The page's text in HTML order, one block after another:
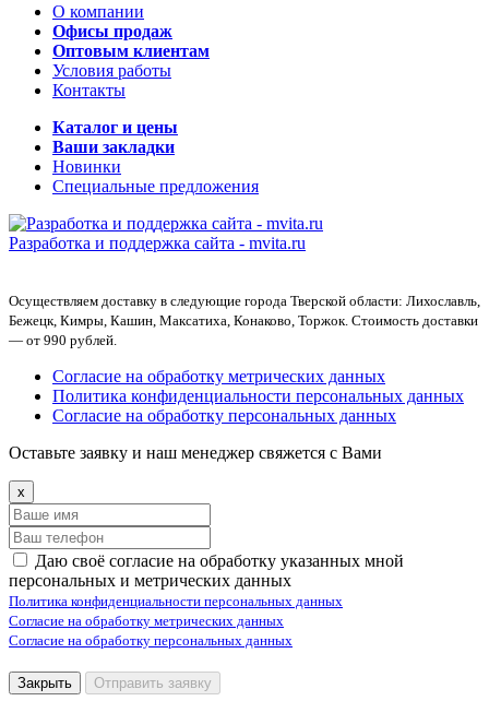
О компании
Офисы продаж
Оптовым клиентам
Условия работы
Контакты
Каталог и цены
Ваши закладки
Новинки
Специальные предложения
Разработка и поддержка сайта - mvita.ru
Осуществляем доставку в следующие города Тверской области: Лихославль,
Бежецк, Кимры, Кашин, Максатиха, Конаково, Торжок. Стоимость доставки
— от 990 рублей.
Согласие на обработку метрических данных
Политика конфиденциальности персональных данных
Согласие на обработку персональных данных
Оставьте заявку и наш менеджер свяжется с Вами
x
Даю своё согласие на обработку указанных мной
персональных и метрических данных
Политика конфиденциальности персональных данных
Согласие на обработку метрических данных
Согласие на обработку персональных данных
Закрыть Отправить заявку